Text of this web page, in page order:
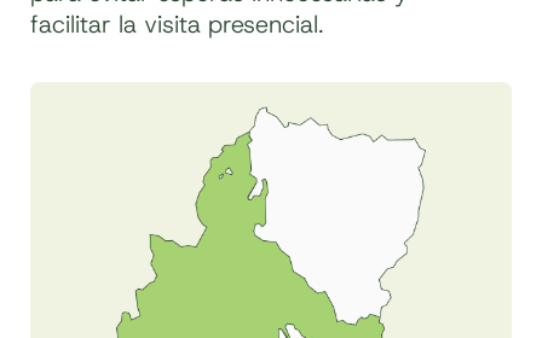
facilitar la visita presencial.